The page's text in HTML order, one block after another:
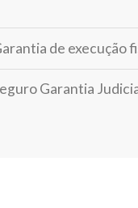
de execução
Garantia